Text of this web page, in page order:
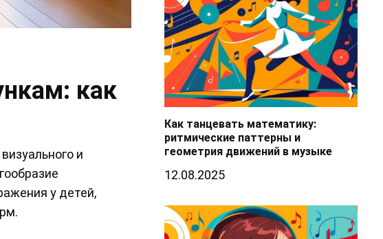
как
и
у детей,
Как танцевать математику:
ритмические паттерны и
геометрия движений в музыке
12.08.2025